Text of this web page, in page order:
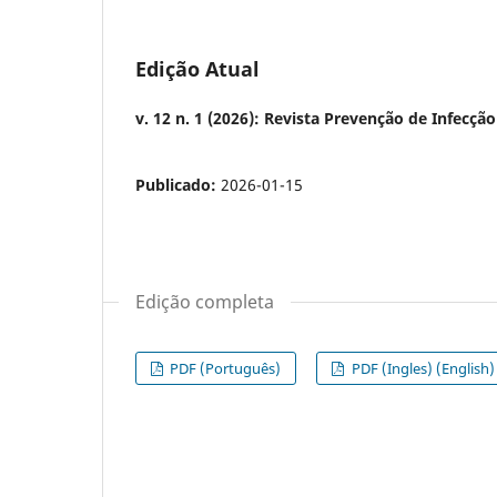
Edição Atual
v. 12 n. 1 (2026): Revista Prevenção de
Publicado: 2026-01-15
Edição completa
PDF (Português) PDF (Ingles) (English)